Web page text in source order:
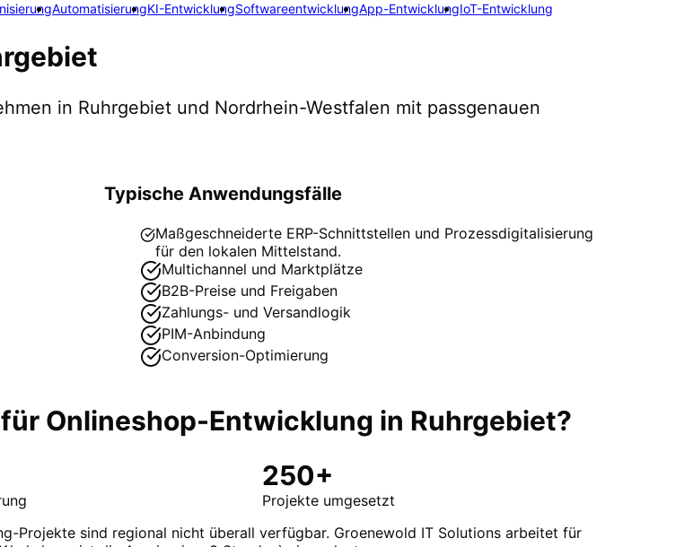
AutomatisierungKI-EntwicklungSoftwareentwicklungApp-EntwicklungIoT-Entwicklung
in Ruhrgebiet und Nordrhein-Westfalen mit passgenauen
Typische Anwendungsfälle
Maßgeschneiderte ERP-Schnittstellen und Prozessdigitalisierung
für den lokalen Mittelstand.
Multichannel und Marktplätze
B2B-Preise und Freigaben
Zahlungs- und Versandlogik
PIM-Anbindung
Conversion-Optimierung
Onlineshop-Entwicklung in Ruhrgebiet?
250+
Projekte umgesetzt
Projekte sind regional nicht überall verfügbar. Groenewold IT Solutions arbeitet für